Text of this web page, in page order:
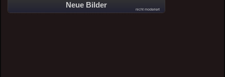
Neue Bilder
nicht moderiert